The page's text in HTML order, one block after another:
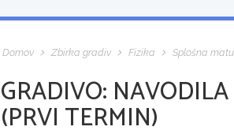
Domov Zbirka gradiv Fizika Splošna
GRADIVO: NAVODILA
(PRVI TERMIN)